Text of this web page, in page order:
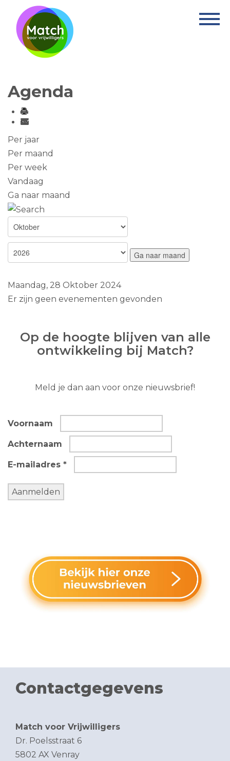
Home
Activiteiten
Informatie
Agenda
Per jaar
Per maand
Per week
Vandaag
Ga naar maand
Ga naar maand
Maandag, 28 Oktober 2024
Er zijn geen evenementen gevonden
Op de hoogte blijven van alle
ontwikkeling bij Match?
Meld je dan aan voor onze nieuwsbrief!
Voornaam
Achternaam
E-mailadres *
Contactgegevens
Match voor Vrijwilligers
Dr. Poelsstraat 6
5802 AX Venray